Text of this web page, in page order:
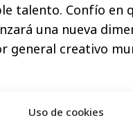
Uso de cookies
talento. Confío en
una nueva
general creativo